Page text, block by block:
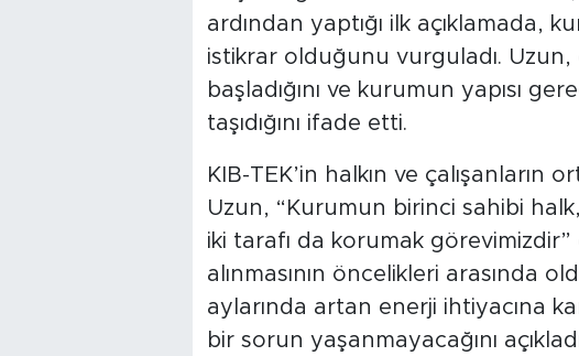
ardından yaptığı ilk açıklamada,
istikrar olduğunu vurguladı. Uzun,
başladığını ve kurumun yapısı
taşıdığını ifade etti.
KIB-TEK’in halkın ve
Uzun, “Kurumun birinci sahibi
iki tarafı da korumak
alınmasının öncelikleri arasında
aylarında artan enerji ihtiyacına
bir sorun yaşanmayacağını